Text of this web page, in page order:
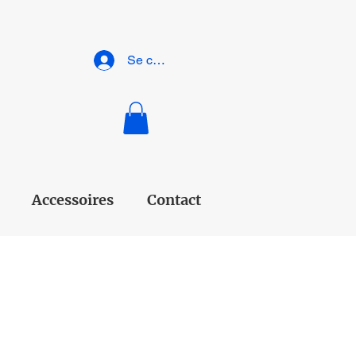
Se connecter
Accessoires Contact